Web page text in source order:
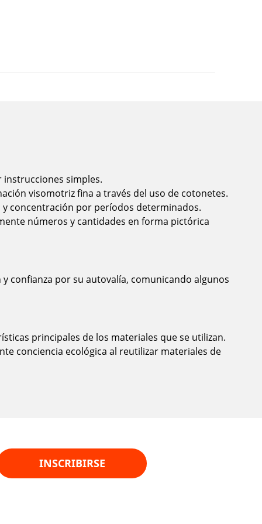
simples.
visomotriz fina a través del uso de cotonetes.
concentración por períodos determinados.
números y cantidades en forma pictórica
confianza por su autovalía, comunicando algunos
principales de los materiales que se utilizan.
conciencia ecológica al reutilizar materiales de
INSCRIBIRSE